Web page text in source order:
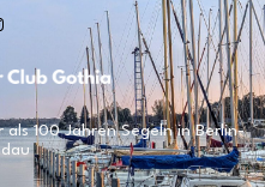
100 Jahren Segeln in Berlin-